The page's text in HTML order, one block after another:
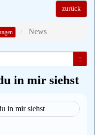
zurück
News
in mir siehst